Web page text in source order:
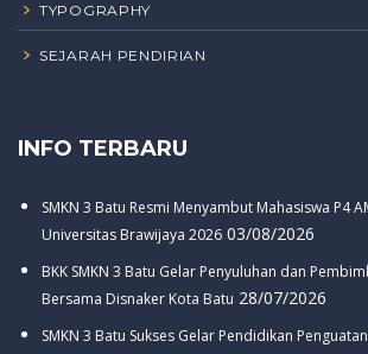
TYPOGRAPHY
SEJARAH PENDIRIAN
INFO TERBARU
SMKN 3 Batu Resmi Menyambut Mahasiswa P4
Universitas Brawijaya 2026 03/08/2026
BKK SMKN 3 Batu Gelar Penyuluhan dan
Bersama Disnaker Kota Batu 28/07/2026
SMKN 3 Batu Sukses Gelar Pendidikan